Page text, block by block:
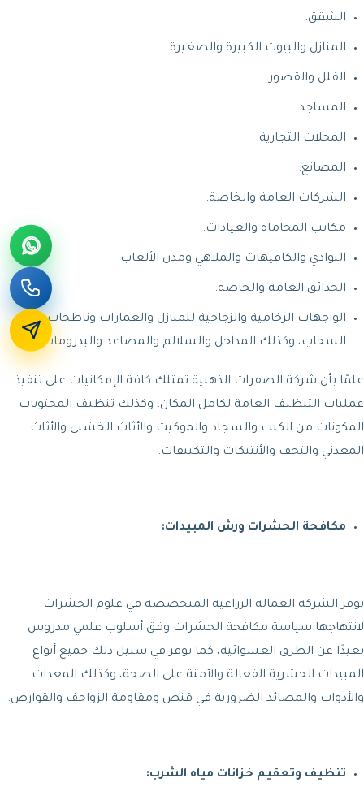
الشقق.
المنازل والبيوت الكبيرة والصغيرة.
الفلل والقصور.
المساجد.
المحلات التجارية.
المصانع.
الشركات العامة والخاصة.
مكاتب المحاماة والعيادات.
النوادي والكافيهات والملاهي ومدن الألعاب.
الحدائق العامة والخاصة.
الواجهات الرخامية والزجاجية للمنازل والعمارات وناطحات
السحاب، وكذلك المداخل والسلالم والمصاعد والبدرومات.
علمًا بأن شركة الصفرات الذهبية تمتلك كافة الإمكانيات على تنفيذ
عمليات التنظيف العامة لكامل المكان، وكذلك تنظيف المحتويات
المكونات من الكنب والسجاد والموكيت والأثاث الخشبي والأثاث
المعدني والتحف والأنتيكات والتكييفات.
مكافحة الحشرات ورش المبيدات:
توفر الشركة العمالة الزراعية المتخصصة في علوم الحشرات
لانتهاجها سياسة مكافحة الحشرات وفق أسلوب علمي مدروس
بعيدًا عن الطرق العشوائية، كما توفر في سبيل ذلك جميع أنواع
المبيدات الحشرية الفعالة والآمنة على الصحة، وكذلك المعدات
والأدوات والمصائد الضرورية في قنص ومقاومة الزواحف والقوارض.
تنظيف وتعقيم خزانات مياه الشرب: